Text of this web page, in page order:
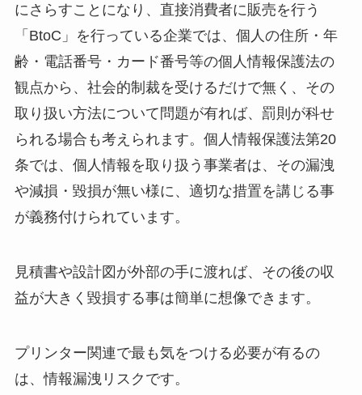
にさらすことになり、直接消費者に販売を行う
「BtoC」を行っている企業では、個人の住所・年
齢・電話番号・カード番号等の個人情報保護法の
観点から、社会的制裁を受けるだけで無く、その
取り扱い方法について問題が有れば、罰則が科せ
られる場合も考えられます。個人情報保護法第20
条では、個人情報を取り扱う事業者は、その漏洩
や減損・毀損が無い様に、適切な措置を講じる事
が義務付けられています。
見積書や設計図が外部の手に渡れば、その後の収
益が大きく毀損する事は簡単に想像できます。
プリンター関連で最も気をつける必要が有るの
は、情報漏洩リスクです。